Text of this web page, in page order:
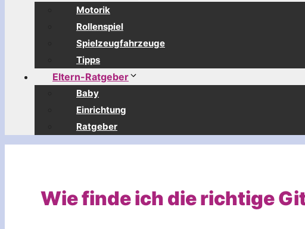
Motorik
Rollenspiel
Spielzeugfahrzeuge
Tipps
Eltern-Ratgeber
Baby
Einrichtung
Ratgeber
Wie finde ich die richtige